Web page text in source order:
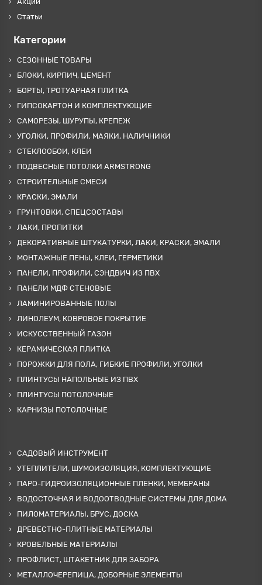
Статьи
Категории
СЕЗОННЫЕ ТОВАРЫ
БЛОКИ, КИРПИЧ, ЦЕМЕНТ
БОРТЫ, ТРОТУАРНАЯ ПЛИТКА
ГИПСОКАРТОН И КОМПЛЕКТУЮЩИЕ
САМОРЕЗЫ, ШУРУПЫ, КРЕПЕЖ
УГОЛКИ, ПРОФИЛИ, МАЯКИ, НАЛИЧНИКИ
СТЕКЛООБОИ, КЛЕИ
ПОДВЕСНЫЕ ПОТОЛКИ ARMSTRONG
СТРОИТЕЛЬНЫЕ СМЕСИ
КРАСКИ, ЭМАЛИ
ГРУНТОВКИ, СПЕЦСОСТАВЫ
ЛАКИ, ПРОПИТКИ
ДЕКОРАТИВНЫЕ ШТУКАТУРКИ, ЛАКИ, КРАСКИ, ЭМАЛИ
МОНТАЖНЫЕ ПЕНЫ, КЛЕИ, ГЕРМЕТИКИ
ПАНЕЛИ, ПРОФИЛИ, СЭНДВИЧ ИЗ ПВХ
ПАНЕЛИ МДФ СТЕНОВЫЕ
ЛАМИНИРОВАННЫЕ ПОЛЫ
ЛИНОЛЕУМ, КОВРОВОЕ ПОКРЫТИЕ
ИСКУССТВЕННЫЙ ГАЗОН
КЕРАМИЧЕСКАЯ ПЛИТКА
ПОРОЖКИ ДЛЯ ПОЛА, ГИБКИЕ ПРОФИЛИ, УГОЛКИ
ПЛИНТУСЫ НАПОЛЬНЫЕ ИЗ ПВХ
ПЛИНТУСЫ ПОТОЛОЧНЫЕ
КАРНИЗЫ ПОТОЛОЧНЫЕ
САДОВЫЙ ИНСТРУМЕНТ
УТЕПЛИТЕЛИ, ШУМОИЗОЛЯЦИЯ, КОМПЛЕКТУЮЩИЕ
ПАРО-ГИДРОИЗОЛЯЦИОННЫЕ ПЛЕНКИ, МЕМБРАНЫ
ВОДОСТОЧНАЯ И ВОДООТВОДНЫЕ СИСТЕМЫ ДЛЯ ДОМА
ПИЛОМАТЕРИАЛЫ, БРУС, ДОСКА
ДРЕВЕСТНО-ПЛИТНЫЕ МАТЕРИАЛЫ
КРОВЕЛЬНЫЕ МАТЕРИАЛЫ
ПРОФЛИСТ, ШТАКЕТНИК ДЛЯ ЗАБОРА
МЕТАЛЛОЧЕРЕПИЦА, ДОБОРНЫЕ ЭЛЕМЕНТЫ